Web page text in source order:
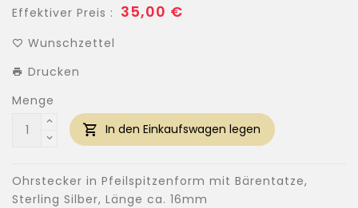
Effektiver Preis : Normaler
35,00 €
Wunschzettel
Drucken
Menge
In den Einkaufswagen legen
Ohrstecker in Pfeilspitzenform mit Bärentatze,
Sterling Silber, Länge ca. 16mm